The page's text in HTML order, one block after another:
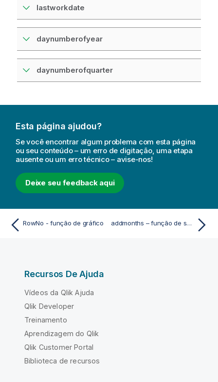
lastworkdate
daynumberofyear
daynumberofquarter
Esta página ajudou?
Se você encontrar algum problema com esta página
ou seu conteúdo – um erro de digitação, uma etapa
ausente ou um erro técnico – avise-nos!
Deixe seu feedback aqui
RowNo - função de gráfico addmonths – função de script e gráfico
Recursos De Ajuda
Vídeos da Qlik Ajuda
Qlik Developer
Treinamento
Aprendizagem do Qlik
Qlik Customer Portal
Biblioteca de recursos